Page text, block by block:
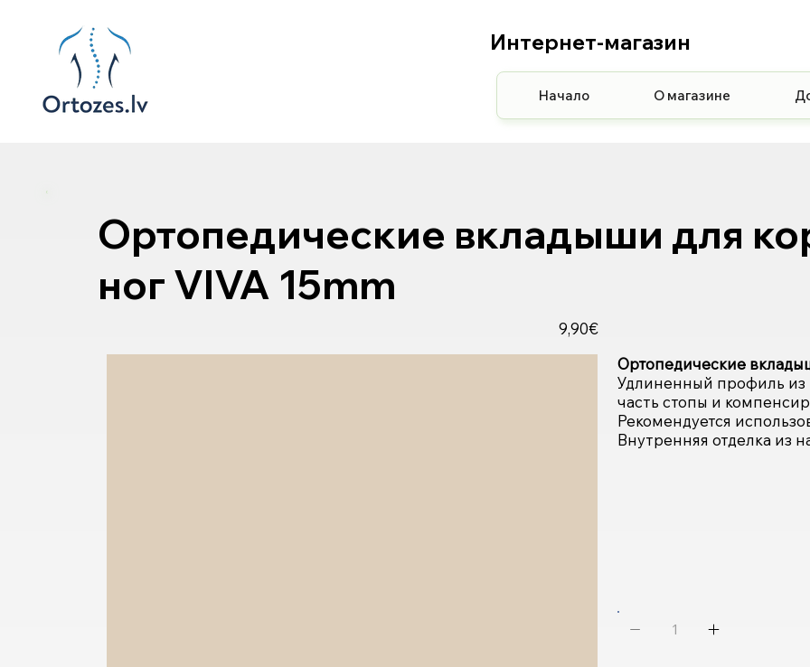
Начало О магазине
Интернет-магазин
Ортопедические вкладыши для
ног VIVA 15mm
9,90€
Ортопедические
Удлиненный профиль из
часть стопы и
Рекомендуется
Внутренняя отделка из